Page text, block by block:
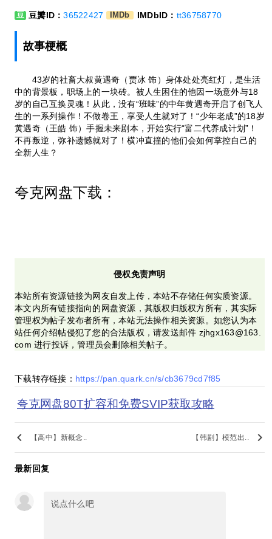
豆 豆瓣ID：36522427 IMDb IMDbID： tt36758770
故事梗概
43岁的社畜大叔黄遇奇（贾冰 饰）身体处处亮红灯，是生活
中的背景板，职场上的一块砖。被人生困住的他因一场意外与18
岁的自己互换灵魂！从此，没有“班味”的中年黄遇奇开启了创飞人
生的一系列操作！不做卷王，享受人生就对了！“少年老成”的18岁
黄遇奇（王皓 饰）手握未来剧本，开始实行“富二代养成计划”！
不再叛逆，弥补遗憾就对了！横冲直撞的他们会如何掌控自己的
全新人生？
夸克网盘下载：
侵权免责声明
本站所有资源链接为网友自发上传，本站不存储任何实质资源。
本文内所有链接指向的网盘资源，其版权归版权方所有，其实际
管理权为帖子发布者所有，本站无法操作相关资源。如您认为本
站任何介绍帖侵犯了您的合法版权，请发送邮件 zjhgx163@163.
com 进行投诉，管理员会删除相关帖子。
下载转存链接： https://pan.quark.cn/s/cb3679cd7f85
夸克网盘80T扩容和免费SVIP获取攻略
keyboard_arrow_left 【高中】新概念.. 【韩剧】模范出.. keyboard_arrow_right
最新回复